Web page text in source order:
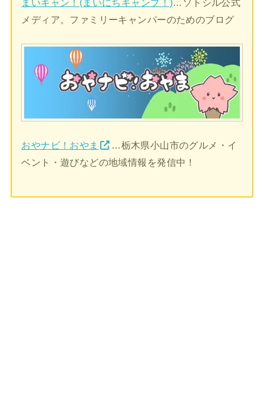
まいキャン！(まいにちキャンプ！)…ソトシル公式
メディア。ファミリーキャンパーのためのブログ
おやナビ！おやま
…栃木県小山市のグルメ・イ
ベント・遊びなどの地域情報を発信中！